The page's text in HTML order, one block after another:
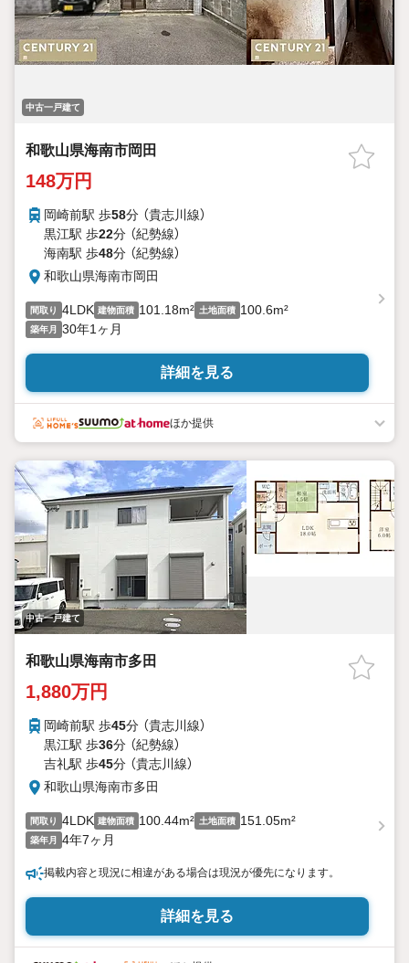
中古一戸建て
和歌山県海南市岡田
148万円
岡崎前駅 歩58分 （貴志川線）
黒江駅 歩22分 （紀勢線）
海南駅 歩48分 （紀勢線）
和歌山県海南市岡田
間取り 4LDK 建物面積 101.18m² 土地面積 100.6m²
築年月 30年1ヶ月
詳細を見る
ほか提供
中古一戸建て
和歌山県海南市多田
1,880万円
岡崎前駅 歩45分 （貴志川線）
黒江駅 歩36分 （紀勢線）
吉礼駅 歩45分 （貴志川線）
和歌山県海南市多田
間取り 4LDK 建物面積 100.44m² 土地面積 151.05m²
築年月 4年7ヶ月
掲載内容と現況に相違がある場合は現況が優先になります。
詳細を見る